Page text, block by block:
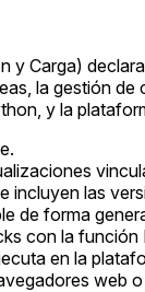
Carga)
la gestión
y la
incluyen las
de forma
con la
en la
web